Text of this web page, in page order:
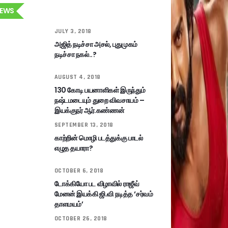
JULY 3, 2018
அஜித் நடிச்சா அசல், புதுமுகம்
நடிச்சா நகல்..?
AUGUST 4, 2018
130 கோடி பயனாளிகள் இருந்தும்
நஷ்டமடையும் துறை விவசாயம் –
இயக்குநர் ஆர்.கண்ணன்
SEPTEMBER 13, 2018
காற்றின் மொழி படத்துக்கு பாடல்
எழுத தயாரா?
OCTOBER 6, 2018
டோக்கியோ பட விழாவில் ராஜீவ்
மேனன் இயக்கி ஜி.வி நடித்த ‘சர்வம்
தாளமயம்’
OCTOBER 26, 2018